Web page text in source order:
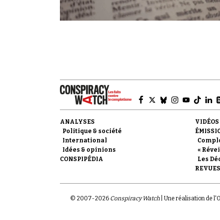
ANALYSES
Politique & société
International
Idées & opinions
CONSPIPÉDIA
VIDÉOS
«
Les
© 2007-2026 Conspiracy Watch| Une réalisation de